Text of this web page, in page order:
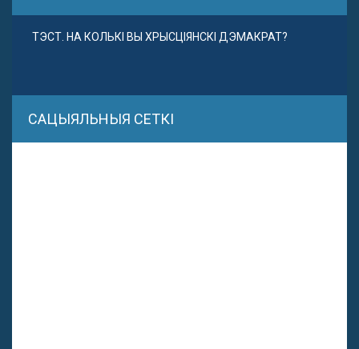
ТЭСТ. НА КОЛЬКІ ВЫ ХРЫСЦІЯНСКІ ДЭМАКРАТ?
САЦЫЯЛЬНЫЯ СЕТКІ